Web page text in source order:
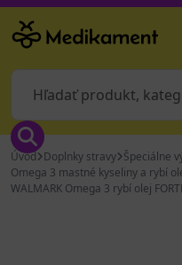
Úvod Doplnky stravy Špeciálne
Omega 3 mastné kyseliny a rybí
WALMARK Omega 3 rybí olej